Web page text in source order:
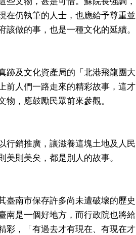
在仍執筆的人士，也應給予尊重並
做的事，也是一種文化的延續。
跡及文化資產局的「北港飛龍團大
前人們一路走來的精彩故事，這才
，應鼓勵民眾前來參觀。
行銷推廣，讓滋養這塊土地及人民
則美矣，都是別人的故事。
臺南市保存許多尚未遭破壞的歷史
南是一個好地方，而行政院也將給
彩，「有過去才有現在、有現在才